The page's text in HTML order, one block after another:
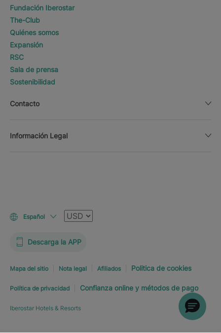
Fundación Iberostar
The-Club
Quiénes somos
Expansión
RSC
Sala de prensa
Sostenibilidad
Contacto
Información Legal
Español Moneda
Descarga la APP
Mapa del sitio Nota legal Afiliados Politica de cookies
Política de privacidad Confianza online y métodos de pago
Iberostar Hotels & Resorts